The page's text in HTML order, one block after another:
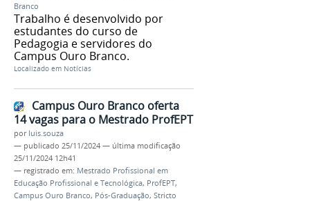
Branco
Trabalho é desenvolvido por
estudantes do curso de
Pedagogia e servidores do
Campus Ouro Branco.
Localizado em Notícias
Campus Ouro Branco oferta
14 vagas para o Mestrado ProfEPT
por luis.souza
— publicado 25/11/2024 — última modificação
25/11/2024 12h41
— registrado em: Mestrado Profissional em
Educação Profissional e Tecnológica, ProfEPT,
Campus Ouro Branco, Pós-Graduação, Stricto